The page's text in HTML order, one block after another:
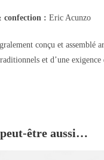
confection : Eric Acunzo
conçu et assemblé
et d’une
être aussi…